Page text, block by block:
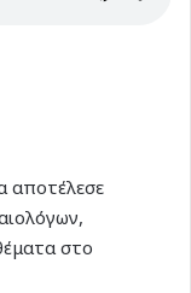
αποτέλεσε
στο